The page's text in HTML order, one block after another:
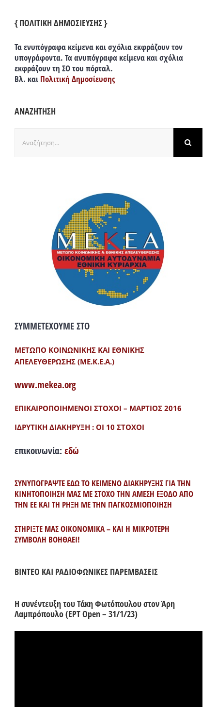
{ ΠΟΛΙΤΙΚΗ ΔΗΜΟΣΙΕΥΣΗΣ }
Τα ενυπόγραφα κείμενα και σχόλια εκφράζουν τον
υπογράφοντα. Τα ανυπόγραφα κείμενα και σχόλια
εκφράζουν τη ΣΟ του πόρταλ.
Βλ. και Πολιτική Δημοσίευσης
ΑΝΑΖΗΤΗΣΗ
για:
ΣΥΜΜΕΤΕΧΟΥΜΕ ΣΤΟ
ΜΕΤΩΠΟ ΚΟΙΝΩΝΙΚΗΣ ΚΑΙ ΕΘΝΙΚΗΣ
ΑΠΕΛΕΥΘΕΡΩΣΗΣ (ΜΕ.Κ.Ε.Α.)
www.mekea.org
ΕΠΙΚΑΙΡΟΠΟΙΗΜΕΝΟΙ ΣΤΟΧΟΙ – ΜΑΡΤΙΟΣ 2016
ΙΔΡΥΤΙΚΗ ΔΙΑΚΗΡΥΞΗ : ΟΙ 10 ΣΤΟΧΟΙ
επικοινωνία: εδώ
ΣΥΝΥΠΟΓΡΑΨΤΕ ΕΔΩ ΤΟ ΚΕΙΜΕΝΟ ΔΙΑΚΗΡΥΞΗΣ ΓΙΑ ΤΗΝ
ΚΙΝΗΤΟΠΟΙΗΣΗ ΜΑΣ ΜΕ ΣΤΟΧΟ ΤΗΝ ΑΜΕΣΗ ΕΞΟΔΟ ΑΠΟ
ΤΗΝ ΕΕ ΚΑΙ ΤΗ ΡΗΞΗ ΜΕ ΤΗΝ ΠΑΓΚΟΣΜΙΟΠΟΙΗΣΗ
ΣΤΗΡΙΞΤΕ ΜΑΣ ΟΙΚΟΝΟΜΙΚΑ – ΚΑΙ Η ΜΙΚΡΟΤΕΡΗ
ΣΥΜΒΟΛΗ ΒΟΗΘΑΕΙ!
ΒΙΝΤΕΟ ΚΑΙ ΡΑΔΙΟΦΩΝΙΚΕΣ ΠΑΡΕΜΒΑΣΕΙΣ
Η συνέντευξη του Τάκη Φωτόπουλου στον Άρη
Λαμπρόπουλο (ΕΡΤ Open – 31/1/23)